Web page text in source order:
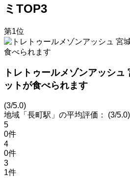
ミTOP3
第1位
トレトゥールメゾンアッシ
ットが食べられます
(3/5.0)
地域「長町駅」の平均評価：
(3/5.0)
5
0件
4
0件
3
1件